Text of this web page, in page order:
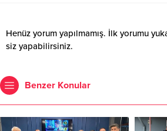
Henüz yorum yapılmamış. İlk yorumu
siz yapabilirsiniz.
Benzer Konular